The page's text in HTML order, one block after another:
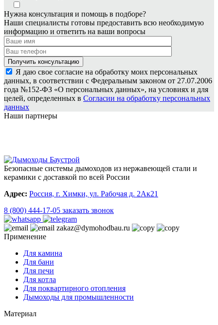
Нужна консультация и помощь в подборе?
Наши специалисты готовы предоставить всю необходимую
информацию и ответить на ваши вопросы
Я даю свое согласие на обработку моих персональных
данных, в соответствии с Федеральным законом от 27.07.2006
года №152-ФЗ «О персональных данных», на условиях и для
целей, определенных в Согласии на обработку персональных
данных
Наши партнеры
Безопасные системы дымоходов из нержавеющей стали и
керамики с доставкой по всей России
Адрес: Россия, г. Химки, ул. Рабочая д. 2Ак21
8 (800) 444-17-05 заказать звонок
zakaz@dymohodbau.ru
Применение
Для камина
Для бани
Для печи
Для котла
Для поквартирного отопления
Дымоходы для промышленности
Материал